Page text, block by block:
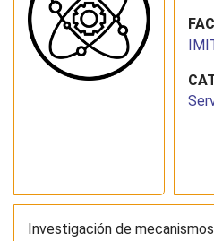
Investigación de